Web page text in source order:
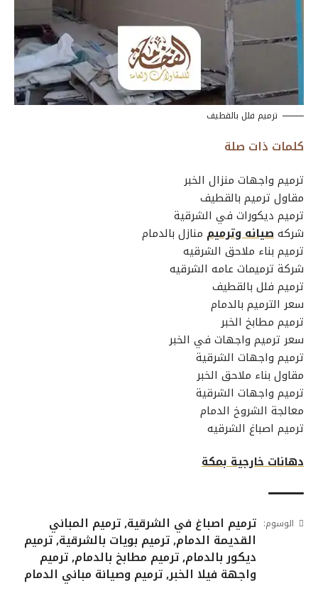
ترميم فلل بالقطيف
كلمات ذات صلة
ترميم واجهات منزال الخبر
مقاول ترميم بالقطيف
ترميم ديكورات في الشرقية
شركهصيانه وترميم منازل بالدمام
ترميم بناء ملاحق الشرقيه
شركة ترميمات عامه الشرقيه
ترميم فلل بالقطيف
سعر الترميم بالدمام
ترميم مطابخ الخبر
سعر ترميم واجهات في الخبر
ترميم واجهات الشرقية
مقاول بناء ملاحق الخبر
ترميم واجهات الشرقية
معالجة الشروخ الدمام
ترميم اصباغ الشرقيه
دهانات خارجية بمكة
الوسوم: ترميم اصباغ في الشرقية,ترميم المباني
القديمة الدمام,ترميم بويات بالشرقية,ترميم
ديكور بالدمام,ترميم مطابخ بالدمام,ترميم
واجهة فيلا الخبر,ترميم وصيانة مباني الدمام